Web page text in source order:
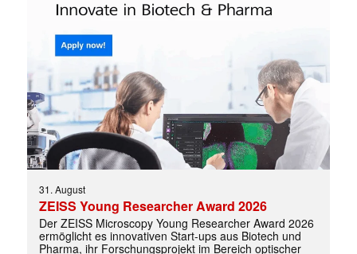
31. August
ZEISS Young Researcher Award 2026
Der ZEISS Microscopy Young Researcher Award 2026
ermöglicht es innovativen Start-ups aus Biotech und
Pharma, ihr Forschungsprojekt im Bereich optischer